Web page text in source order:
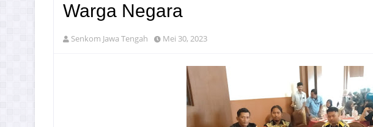
Warga Negara
Senkom Jawa Tengah Mei 30, 2023